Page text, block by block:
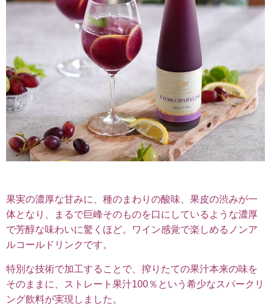
果実の濃厚な甘みに、種のまわりの酸味、果皮の渋みが一
体となり、まるで巨峰そのものを口にしているような濃厚
で芳醇な味わいに驚くほど。ワイン感覚で楽しめるノンア
ルコールドリンクです。
特別な技術で加工することで、搾りたての果汁本来の味を
そのままに、ストレート果汁100％という希少なスパークリ
ング飲料が実現しました。